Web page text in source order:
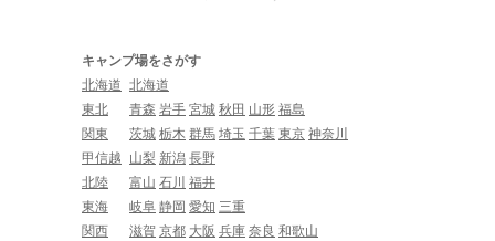
キャンプ場をさがす
北海道 北海道
東北
青森 岩手 宮城 秋田 山形 福島
関東
茨城 栃木 群馬 埼玉 千葉 東京 神奈川
甲信越
山梨 新潟 長野
北陸
富山 石川 福井
東海
岐阜 静岡 愛知 三重
関西
滋賀 京都 大阪 兵庫 奈良 和歌山